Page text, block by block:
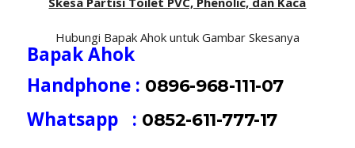
Hubungi Bapak Ahok untuk Gambar Skesanya
Bapak Ahok
Handphone : 0896-968-111-07
Whatsapp : 0852-611-777-17